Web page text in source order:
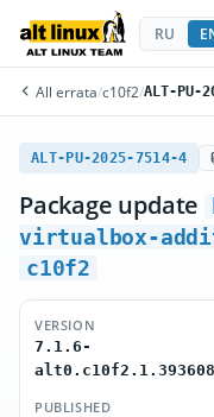
RU
All errata/c10f2/ALT-PU-
ALT-PU-2025-7514-4
Package update
virtualbox-
c10f2
VERSION
7.1.6-
PUBLISHED